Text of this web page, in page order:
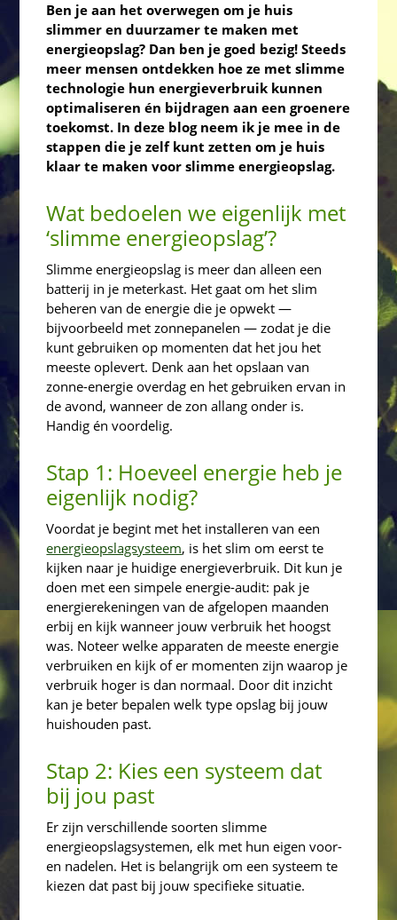
Ben je aan het overwegen om je huis
slimmer en duurzamer te maken met
energieopslag? Dan ben je goed bezig! Steeds
meer mensen ontdekken hoe ze met slimme
technologie hun energieverbruik kunnen
optimaliseren én bijdragen aan een groenere
toekomst. In deze blog neem ik je mee in de
stappen die je zelf kunt zetten om je huis
klaar te maken voor slimme energieopslag.
Wat bedoelen we eigenlijk met
‘slimme energieopslag’?
Slimme energieopslag is meer dan alleen een
batterij in je meterkast. Het gaat om het slim
beheren van de energie die je opwekt —
bijvoorbeeld met zonnepanelen — zodat je die
kunt gebruiken op momenten dat het jou het
meeste oplevert. Denk aan het opslaan van
zonne-energie overdag en het gebruiken ervan in
de avond, wanneer de zon allang onder is.
Handig én voordelig.
Stap 1: Hoeveel energie heb je
eigenlijk nodig?
Voordat je begint met het installeren van een
energieopslagsysteem, is het slim om eerst te
kijken naar je huidige energieverbruik. Dit kun je
doen met een simpele energie-audit: pak je
energierekeningen van de afgelopen maanden
erbij en kijk wanneer jouw verbruik het hoogst
was. Noteer welke apparaten de meeste energie
verbruiken en kijk of er momenten zijn waarop je
verbruik hoger is dan normaal. Door dit inzicht
kan je beter bepalen welk type opslag bij jouw
huishouden past.
Stap 2: Kies een systeem dat
bij jou past
Er zijn verschillende soorten slimme
energieopslagsystemen,elk met hun eigen voor-
en nadelen. Het is belangrijk om een systeem te
kiezen dat past bij jouw specifieke situatie.